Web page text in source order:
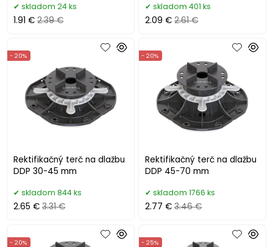
skladom 24 ks
1.91 € 2.39 €
skladom 401 ks
2.09 € 2.61 €
Rektifikačný terč na dlažbu
DDP 30-45 mm
- 20%
skladom 844 ks
2.65 € 3.31 €
Rektifikačný terč na dlažbu
DDP 45-70 mm
- 20%
skladom 1766 ks
2.77 € 3.46 €
- 20% - 25%